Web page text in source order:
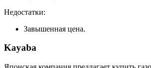
Недостатки:
Завышенная цена.
Kayaba